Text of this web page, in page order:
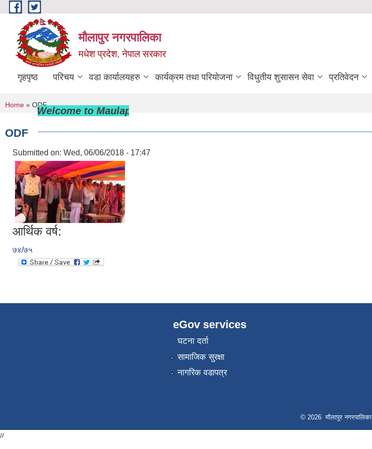
Skip to main content
मौलापुर नगरपालिका
मधेश प्रदेश, नेपाल सरकार
गृहपृष्ठ परिचय वडा कार्यालयहरु कार्यक्रम तथा परियोजना विधुतीय शुसासन सेवा प्रतिवेदन
Welcome to Maulapur Municipality
You are here
Home » ODF
ODF
Submitted on: Wed, 06/06/2018 - 17:47
आर्थिक वर्ष:
७४/७५
eGov services
घटना दर्ता
सामाजिक सुरक्षा
नागरिक वडापत्र
© 2026 मौलापुर नगरपालिका
//